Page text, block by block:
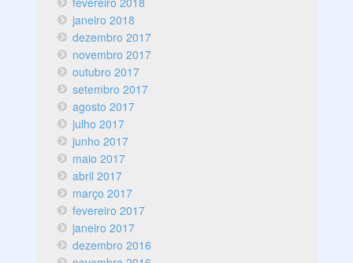
janeiro 2018
dezembro 2017
novembro 2017
outubro 2017
setembro 2017
agosto 2017
julho 2017
junho 2017
maio 2017
abril 2017
março 2017
fevereiro 2017
janeiro 2017
dezembro 2016